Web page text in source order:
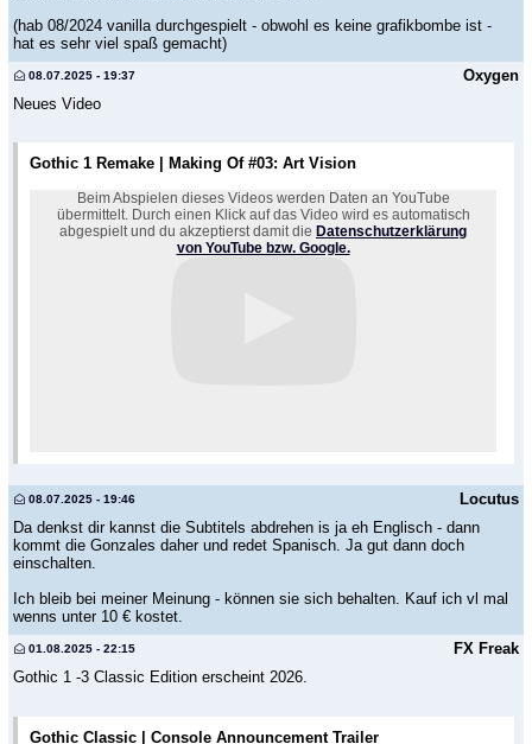
(hab 08/2024 vanilla durchgespielt - obwohl es keine grafikbombe ist -
hat es sehr viel spaß gemacht)
Oxygen
08.07.2025 - 19:37
Neues Video
Gothic 1 Remake | Making Of #03: Art Vision
Beim Abspielen dieses Videos werden Daten an YouTube
übermittelt. Durch einen Klick auf das Video wird es automatisch
abgespielt und du akzeptierst damit die Datenschutzerklärung
von YouTube bzw. Google.
Locutus
08.07.2025 - 19:46
Da denkst dir kannst die Subtitels abdrehen is ja eh Englisch - dann
kommt die Gonzales daher und redet Spanisch. Ja gut dann doch
einschalten.
Ich bleib bei meiner Meinung - können sie sich behalten. Kauf ich vl mal
wenns unter 10 € kostet.
FX Freak
01.08.2025 - 22:15
Gothic 1 -3 Classic Edition erscheint 2026.
Gothic Classic | Console Announcement Trailer